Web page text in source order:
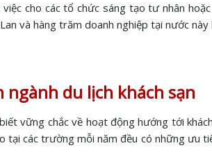
cho các tổ chức sáng tạo tư nhân
và hàng trăm doanh nghiệp tại nước
ngành du lịch khách sạn
vững chắc về hoạt động hướng tới
tại các trường mỗi năm đều có những ưu